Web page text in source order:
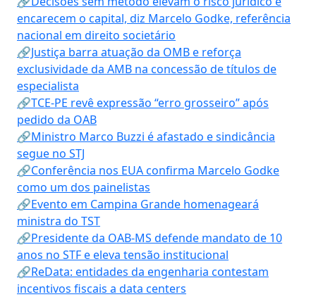
encarecem o capital, diz Marcelo Godke, referência
nacional em direito societário
🔗Justiça barra atuação da OMB e reforça
exclusividade da AMB na concessão de títulos de
especialista
🔗TCE-PE revê expressão “erro grosseiro” após
pedido da OAB
🔗Ministro Marco Buzzi é afastado e sindicância
segue no STJ
🔗Conferência nos EUA confirma Marcelo Godke
como um dos painelistas
🔗Evento em Campina Grande homenageará
ministra do TST
🔗Presidente da OAB-MS defende mandato de 10
anos no STF e eleva tensão institucional
🔗ReData: entidades da engenharia contestam
incentivos fiscais a data centers